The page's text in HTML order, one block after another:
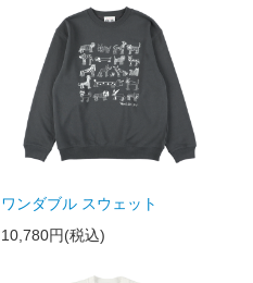
ワンダブル スウェット
10,780円(税込)